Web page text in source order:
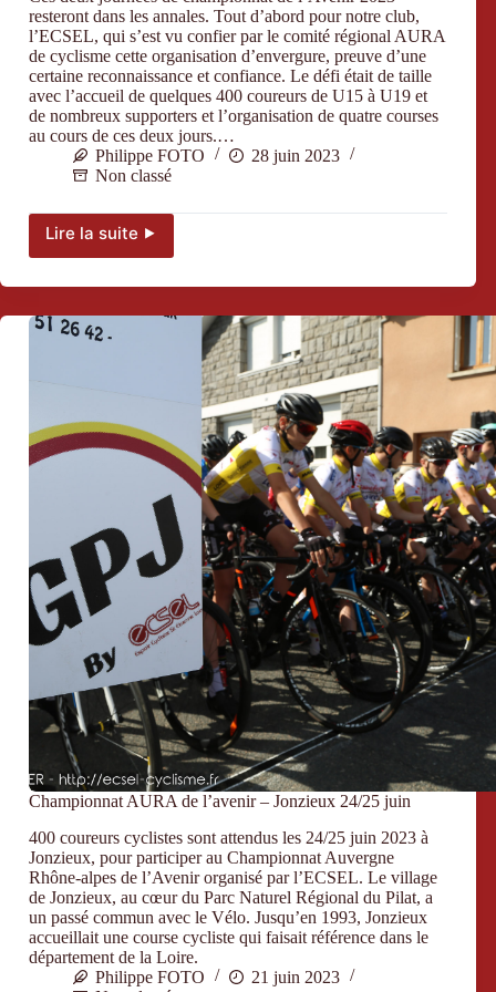
coupe
AURA
sur
piste.
Ceci
grâce
au
parrainage
de
de
cycle
MACH1.
resteront dans les annales. Tout d’abord pour notre club,
l’ECSEL, qui s’est vu confier par le comité régional AURA
de cyclisme cette organisation d’envergure, preuve d’une
certaine reconnaissance et confiance. Le défi était de taille
avec l’accueil de quelques 400 coureurs de U15 à U19 et
de nombreux supporters et l’organisation de quatre courses
au cours de ces deux jours.…
Philippe FOTO
28 juin 2023
Non classé
Lire la suite ⯈
L’Avenir
Jonzieux.
Championnat AURA de l’avenir – Jonzieux 24/25 juin
400 coureurs cyclistes sont attendus les 24/25 juin 2023 à
Jonzieux, pour participer au Championnat Auvergne
Rhône-alpes de l’Avenir organisé par l’ECSEL. Le village
de Jonzieux, au cœur du Parc Naturel Régional du Pilat, a
un passé commun avec le Vélo. Jusqu’en 1993, Jonzieux
accueillait une course cycliste qui faisait référence dans le
département de la Loire.
Philippe FOTO
21 juin 2023